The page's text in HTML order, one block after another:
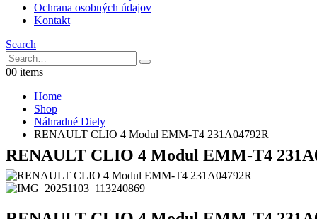
Ochrana osobných údajov
Kontakt
Search
00 items
Home
Shop
Náhradné Diely
RENAULT CLIO 4 Modul EMM-T4 231A04792R
RENAULT CLIO 4 Modul EMM-T4